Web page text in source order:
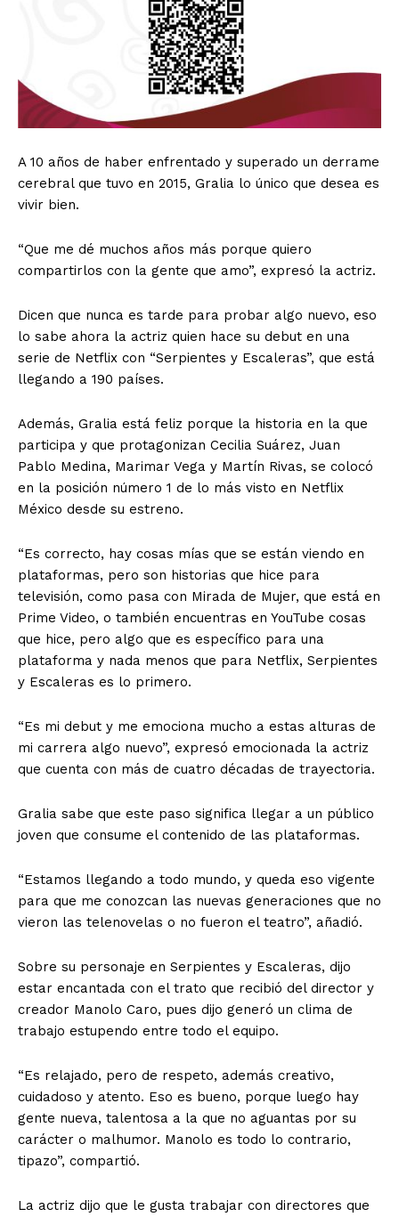
A 10 años de haber enfrentado y superado un derrame
cerebral que tuvo en 2015, Gralia lo único que desea es
vivir bien.
“Que me dé muchos años más porque quiero
compartirlos con la gente que amo”, expresó la actriz.
Dicen que nunca es tarde para probar algo nuevo, eso
lo sabe ahora la actriz quien hace su debut en una
serie de Netflix con “Serpientes y Escaleras”, que está
llegando a 190 países.
Además, Gralia está feliz porque la historia en la que
participa y que protagonizan Cecilia Suárez, Juan
Pablo Medina, Marimar Vega y Martín Rivas, se colocó
en la posición número 1 de lo más visto en Netflix
México desde su estreno.
“Es correcto, hay cosas mías que se están viendo en
plataformas, pero son historias que hice para
televisión, como pasa con Mirada de Mujer, que está en
Prime Video, o también encuentras en YouTube cosas
que hice, pero algo que es específico para una
plataforma y nada menos que para Netflix, Serpientes
y Escaleras es lo primero.
“Es mi debut y me emociona mucho a estas alturas de
mi carrera algo nuevo”, expresó emocionada la actriz
que cuenta con más de cuatro décadas de trayectoria.
Gralia sabe que este paso significa llegar a un público
joven que consume el contenido de las plataformas.
“Estamos llegando a todo mundo, y queda eso vigente
para que me conozcan las nuevas generaciones que no
vieron las telenovelas o no fueron el teatro”, añadió.
Sobre su personaje en Serpientes y Escaleras, dijo
estar encantada con el trato que recibió del director y
creador Manolo Caro, pues dijo generó un clima de
trabajo estupendo entre todo el equipo.
“Es relajado, pero de respeto, además creativo,
cuidadoso y atento. Eso es bueno, porque luego hay
gente nueva, talentosa a la que no aguantas por su
carácter o malhumor. Manolo es todo lo contrario,
tipazo”, compartió.
La actriz dijo que le gusta trabajar con directores que